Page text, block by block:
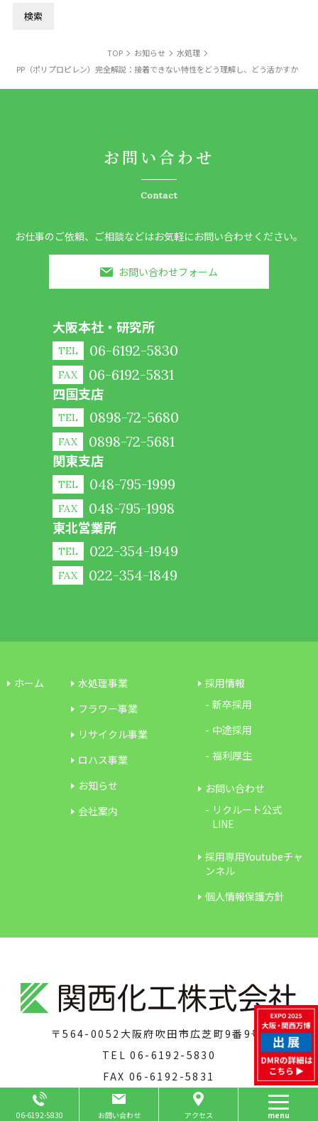
TOP お知らせ
水処理
PP（ポリプロピレン）完全解説：接着できない特性をどう理解し、どう活かすか
お問い合わせ
Contact
お仕事のご依頼、ご相談などはお気軽にお問い合わせください。
お問い合わせフォーム
大阪本社・研究所
TEL 06-6192-5830
FAX 06-6192-5831
四国支店
TEL 0898-72-5680
FAX 0898-72-5681
関東支店
TEL 048-795-1999
FAX 048-795-1998
東北営業所
TEL 022-354-1949
FAX 022-354-1849
ホーム
水処理事業
フラワー事業
リサイクル事業
ロハス事業
お知らせ
会社案内
採用情報
新卒採用
中途採用
福利厚生
お問い合わせ
リクルート公式
LINE
採用専用Youtubeチャ
ンネル
個人情報保護方針
〒564-0052 大阪府吹田市広芝町9番9号
TEL06-6192-5830
FAX 06-6192-5831
Page Top
06-6192-5830 お問い合わせ アクセス menu